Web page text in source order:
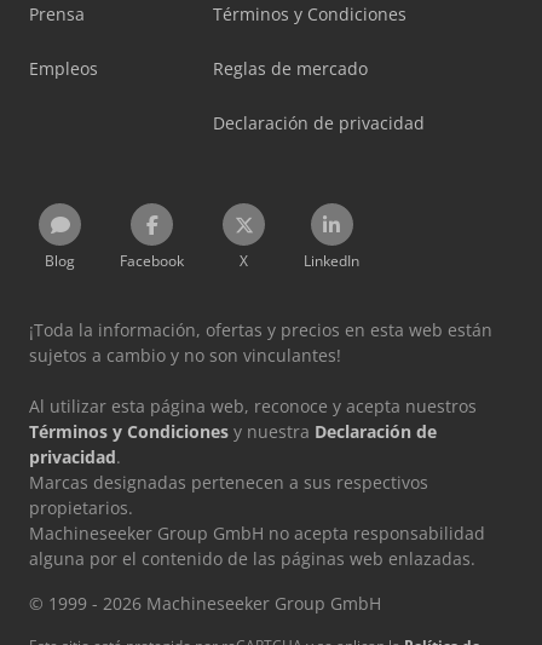
Prensa
Empleos
Términos y Condiciones
Reglas de mercado
Declaración de privacidad
Blog Facebook X LinkedIn
¡Toda la información, ofertas y precios en esta web están
sujetos a cambio y no son vinculantes!
Al utilizar esta página web, reconoce y acepta nuestros
Términos y Condiciones y nuestra Declaración de
privacidad.
Marcas designadas pertenecen a sus respectivos
propietarios.
Machineseeker Group GmbH no acepta responsabilidad
alguna por el contenido de las páginas web enlazadas.
© 1999 - 2026 Machineseeker Group GmbH